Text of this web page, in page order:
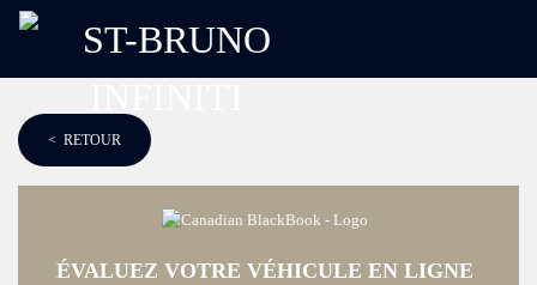
< RETOUR
ÉVALUEZ VOTRE VÉHICULE EN LIGNE